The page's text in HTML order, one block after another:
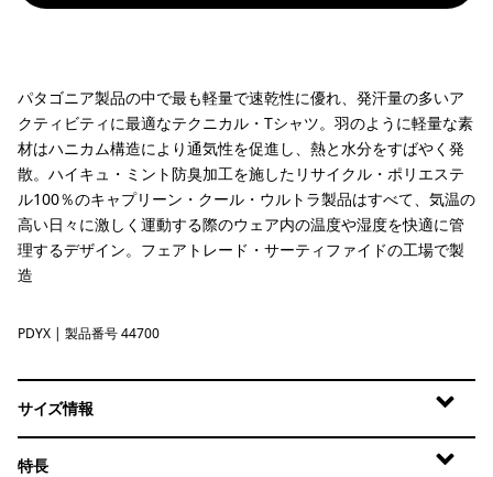
パタゴニア製品の中で最も軽量で速乾性に優れ、発汗量の多いア
クティビティに最適なテクニカル・Tシャツ。羽のように軽量な素
材はハニカム構造により通気性を促進し、熱と水分をすばやく発
散。ハイキュ・ミント防臭加工を施したリサイクル・ポリエステ
ル100％のキャプリーン・クール・ウルトラ製品はすべて、気温の
高い日々に激しく運動する際のウェア内の温度や湿度を快適に管
理するデザイン。フェアトレード・サーティファイドの工場で製
造
Pumice - Dyno White X-Dye
PDYX | 製品番号 44700
サイズ情報
特長